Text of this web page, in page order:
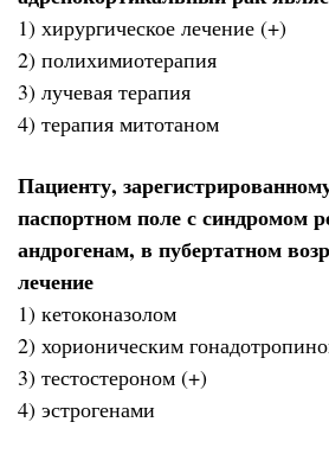
1) хирургическое лечение (+)
2) полихимиотерапия
3) лучевая терапия
4) терапия митотаном
Пациенту,
паспортном поле с синдромом
андрогенам, в пубертатном
лечение
1) кетоконазолом
2) хорионическим
3) тестостероном (+)
4) эстрогенами